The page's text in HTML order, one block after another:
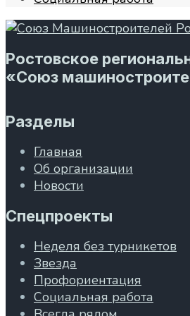
Ростовское
«Союз
Разделы
Главная
Об организации
Новости
Спецпроекты
Неделя без турникетов
Звезда
Профориентация
Социальная работа